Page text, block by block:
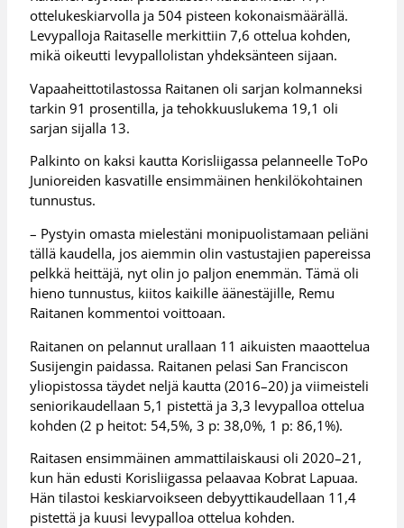
ottelukeskiarvolla ja 504 pisteen kokonaismäärällä.
Levypalloja Raitaselle merkittiin 7,6 ottelua kohden,
mikä oikeutti levypallolistan yhdeksänteen sijaan.
Vapaaheittotilastossa Raitanen oli sarjan kolmanneksi
tarkin 91 prosentilla, ja tehokkuuslukema 19,1 oli
sarjan sijalla 13.
Palkinto on kaksi kautta Korisliigassa pelanneelle ToPo
Junioreiden kasvatille ensimmäinen henkilökohtainen
tunnustus.
– Pystyin omasta mielestäni monipuolistamaan peliäni
tällä kaudella, jos aiemmin olin vastustajien papereissa
pelkkä heittäjä, nyt olin jo paljon enemmän. Tämä oli
hieno tunnustus, kiitos kaikille äänestäjille, Remu
Raitanen kommentoi voittoaan.
Raitanen on pelannut urallaan 11 aikuisten maaottelua
Susijengin paidassa. Raitanen pelasi San Franciscon
yliopistossa täydet neljä kautta (2016–20) ja viimeisteli
seniorikaudellaan 5,1 pistettä ja 3,3 levypalloa ottelua
kohden (2 p heitot: 54,5%, 3 p: 38,0%, 1 p: 86,1%).
Raitasen ensimmäinen ammattilaiskausi oli 2020–21,
kun hän edusti Korisliigassa pelaavaa Kobrat Lapuaa.
Hän tilastoi keskiarvoikseen debyyttikaudellaan 11,4
pistettä ja kuusi levypalloa ottelua kohden.